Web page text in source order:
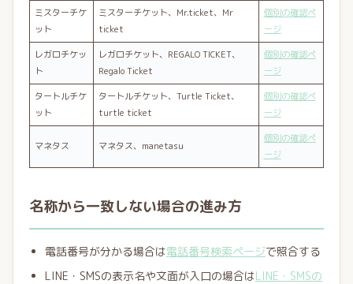
ミスターチケ
ット
ミスターチケット、Mr.ticket、Mr
ticket
個別の確認ペ
ージ
レガロチケッ
ト
レガロチケット、REGALO TICKET、
Regalo Ticket
個別の確認ペ
ージ
タートルチケ
ット
タートルチケット、Turtle Ticket、
turtle ticket
個別の確認ペ
ージ
マネタス マネタス、manetasu
個別の確認ペ
ージ
名称から一致しない場合の進み方
電話番号が分かる場合は電話番号検索ページで照合する
LINE・SMSの表示名や文面が入口の場合はLINE・SMSの